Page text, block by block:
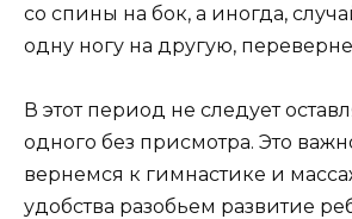
со спины на бок, а иногда,
одну ногу на другую,
В этот период не следует
одного без присмотра. Это
вернемся к гимнастике и
удобства разобьем развитие